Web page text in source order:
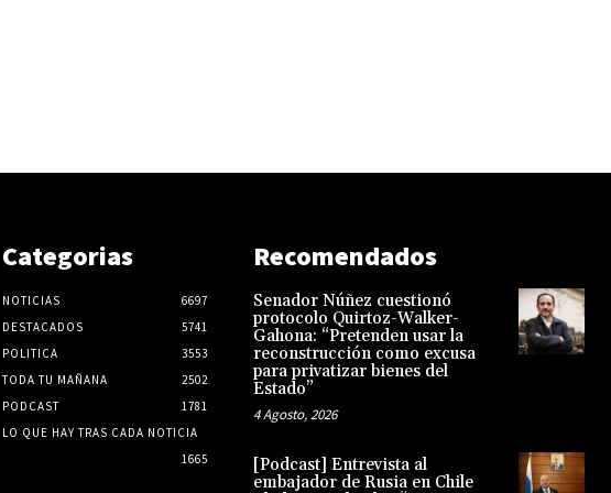
Categorias
NOTICIAS
6697
DESTACADOS
5741
POLITICA
3553
TODA TU MAÑANA
2502
PODCAST
1781
LO QUE HAY TRAS CADA NOTICIA
1665
Recomendados
Senador Núñez cuestionó
protocolo Quirtoz-Walker-
Gahona: “Pretenden usar la
reconstrucción como excusa
para privatizar bienes del
Estado”
4 Agosto, 2026
[Podcast] Entrevista al
embajador de Rusia en Chile